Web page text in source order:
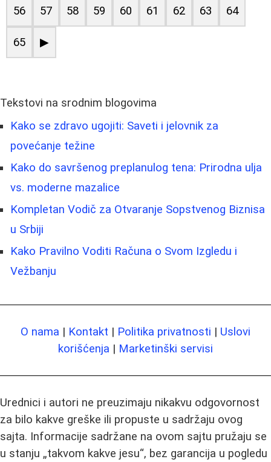
56 57 58 59 60 61 62 63 64
65 ▶
Tekstovi na srodnim blogovima
Kako se zdravo ugojiti: Saveti i jelovnik za
povećanje težine
Kako do savršenog preplanulog tena: Prirodna ulja
vs. moderne mazalice
Kompletan Vodič za Otvaranje Sopstvenog Biznisa
u Srbiji
Kako Pravilno Voditi Računa o Svom Izgledu i
Vežbanju
O nama | Kontakt | Politika privatnosti | Uslovi
korišćenja | Marketinški servisi
Urednici i autori ne preuzimaju nikakvu odgovornost
za bilo kakve greške ili propuste u sadržaju ovog
sajta. Informacije sadržane na ovom sajtu pružaju se
u stanju „takvom kakve jesu“, bez garancija u pogledu